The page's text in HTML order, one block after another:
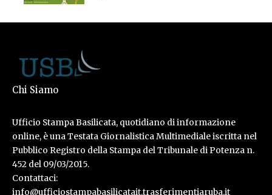
Chi Siamo
Ufficio Stampa Basilicata, quotidiano di informazione
online, è una Testata Giornalistica Multimediale iscritta nel
Pubblico Registro della Stampa del Tribunale di Potenza n.
452 del 09/03/2015.
Contattaci:
info@ufficiostampabasilicatait.trasferimentiaruba.it